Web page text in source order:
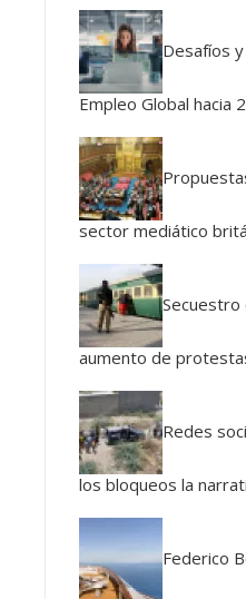
Desafíos
Empleo Global hacia
sector mediático
Secuestro
aumento de
Redes
los bloqueos la
Federico